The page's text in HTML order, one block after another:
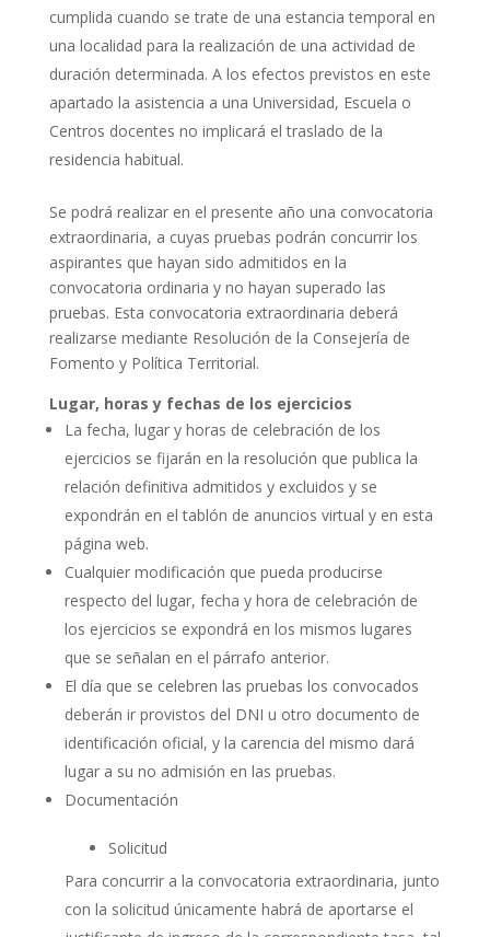
cumplida cuando se trate de una estancia temporal en
una localidad para la realización de una actividad de
duración determinada. A los efectos previstos en este
apartado la asistencia a una Universidad, Escuela o
Centros docentes no implicará el traslado de la
residencia habitual.
Se podrá realizar en el presente año una convocatoria
extraordinaria, a cuyas pruebas podrán concurrir los
aspirantes que hayan sido admitidos en la
convocatoria ordinaria y no hayan superado las
pruebas. Esta convocatoria extraordinaria deberá
realizarse mediante Resolución de la Consejería de
Fomento y Política Territorial.
Lugar, horas y fechas de los ejercicios
La fecha, lugar y horas de celebración de los
ejercicios se fijarán en la resolución que publica la
relación definitiva admitidos y excluidos y se
expondrán en el tablón de anuncios virtual y en esta
página web.
Cualquier modificación que pueda producirse
respecto del lugar, fecha y hora de celebración de
los ejercicios se expondrá en los mismos lugares
que se señalan en el párrafo anterior.
El día que se celebren las pruebas los convocados
deberán ir provistos del DNI u otro documento de
identificación oficial, y la carencia del mismo dará
lugar a su no admisión en las pruebas.
Documentación
Solicitud
Para concurrir a la convocatoria extraordinaria, junto
con la solicitud únicamente habrá de aportarse el